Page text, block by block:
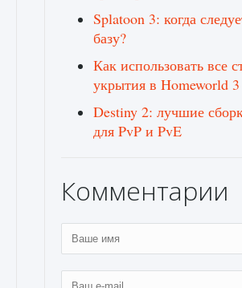
Splatoon 3: когда
базу?
Как использовать все
укрытия в Homeworld 3
Destiny 2: лучшие
для PvP и PvE
Комментарии